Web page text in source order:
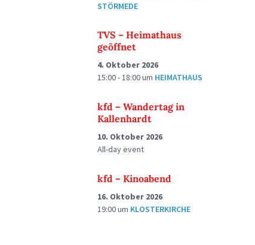
STÖRMEDE
TVS – Heimathaus
geöffnet
4. Oktober 2026
15:00 - 18:00um HEIMATHAUS
kfd – Wandertag in
Kallenhardt
10. Oktober 2026
All-day event
kfd – Kinoabend
16. Oktober 2026
19:00um KLOSTERKIRCHE